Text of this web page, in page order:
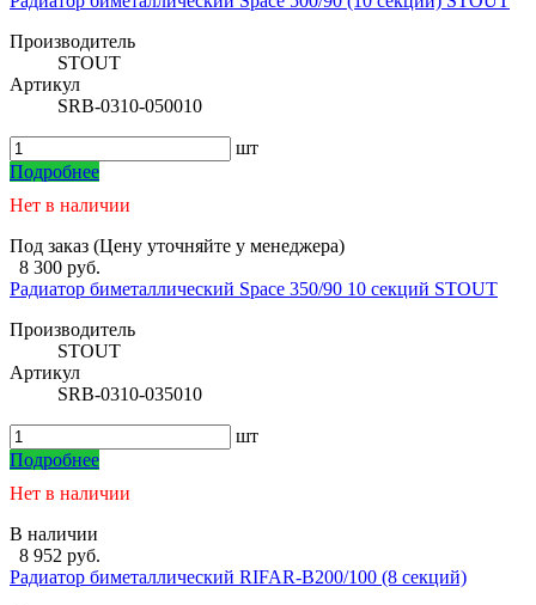
Производитель
STOUT
Артикул
SRB-0310-050010
шт
Подробнее
Нет в наличии
Под заказ (Цену уточняйте у менеджера)
8 300 руб.
Радиатор биметаллический Space 350/90 10 секций STOUT
Производитель
STOUT
Артикул
SRB-0310-035010
шт
Подробнее
Нет в наличии
В наличии
8 952 руб.
Радиатор биметаллический RIFAR-В200/100 (8 секций)